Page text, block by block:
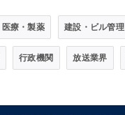
医療・製薬 建設・ビル管理
行政機関 放送業界